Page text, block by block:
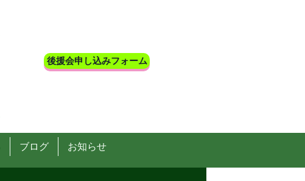
後援会申し込みフォーム
ブログ お知らせ